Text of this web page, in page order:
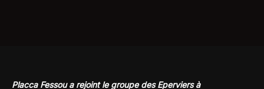
Placca Fessou a rejoint le groupe des Eperviers à